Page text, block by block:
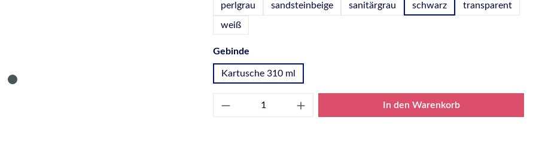
perlgrau sandsteinbeige sanitärgrau schwarz transparent
weiß
Gebinde
Kartusche 310 ml
Produkt Anzahl: Gib den gewünschten Wert ein
In den Warenkorb